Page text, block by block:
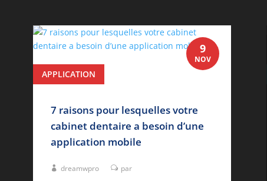
lire plus
7 raisons pour lesquelles votre
cabinet dentaire a besoin d’une
application mobile
APPLICATION
dreamwpro par
9
NOV